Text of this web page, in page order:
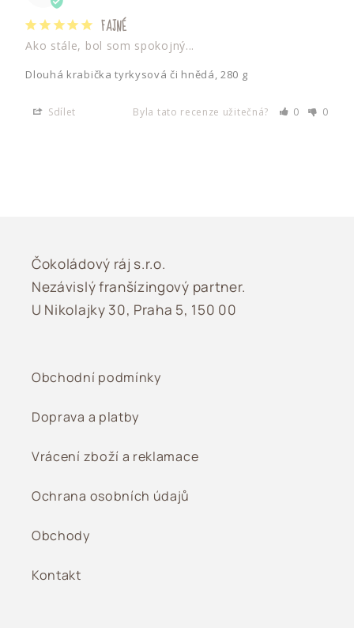
FAJNÉ
Ako stále, bol som spokojný...
Dlouhá krabička tyrkysová či hnědá, 280 g
Sdílet Byla tato recenze užitečná? 0 0
Čokoládový ráj s.r.o.
Nezávislý franšízingový partner.
U Nikolajky 30, Praha 5, 150 00
Obchodní podmínky
Doprava a platby
Vrácení zboží a reklamace
Ochrana osobních údajů
Obchody
Kontakt